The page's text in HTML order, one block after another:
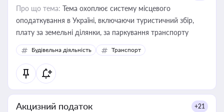
Про що тема: Тема охоплює систему місцевого
оподаткування в Україні, включаючи туристичний збір,
плату за земельні ділянки, за паркування транспорту
Будівельна діяльність Транспорт
Акцизний податок +21